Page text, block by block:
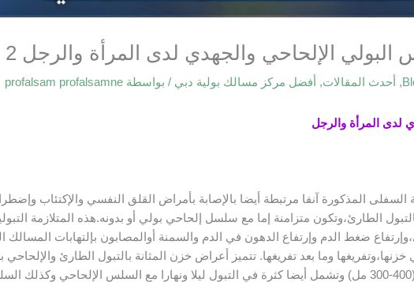
الإلحاحي والجهدي لدى المرأة والرجل 2
, أحدث المقالات, أفضل مركز مسالك بولية دبي / بواسطة profalsam profalsamne
المرأة والرجل
المذكورة آنفا مرتبطة أيضا بالإصابة بأمراض القلق النفسي والإكتئاب
الطارئ،وتكون متزامنة إما مع سلسل إلحاحي بولي أو بدونه.هذه المتلازمة
ضغط الدم وإرتفاع الدهون في الدم والسمنة أوالمصابون بإلتهابات المسالك
وما بعد تفريغها. تتميز أعراض خزن المثانة بالتبول الطارئ والإلحاحي
المفاجئ والملح لتفريغ المثانة قبل إمتلائها بالبول فيسيولوجيا (400-300 مل) وتشمل أيضا كثرة في التبول ليلا ونهارا مع